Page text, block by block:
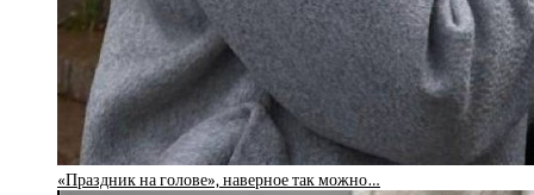
«Праздник на голове», наверное так можно…